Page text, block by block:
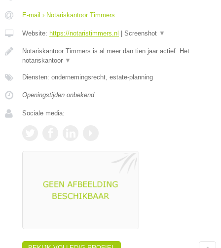
E-mail › Notariskantoor Timmers
Website: https://notaristimmers.nl Screenshot ▼
Notariskantoor Timmers is al meer dan tien jaar actief. Het
notariskantoor ▼
Diensten: ondernemingsrecht, estate-planning
Openingstijden onbekend
Sociale media: